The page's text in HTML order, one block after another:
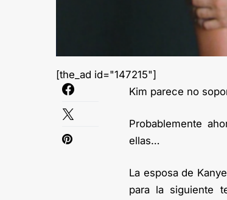
[the_ad id="147215"]
Kim parece no
Probablemente
ellas…
La esposa de
para la siguiente